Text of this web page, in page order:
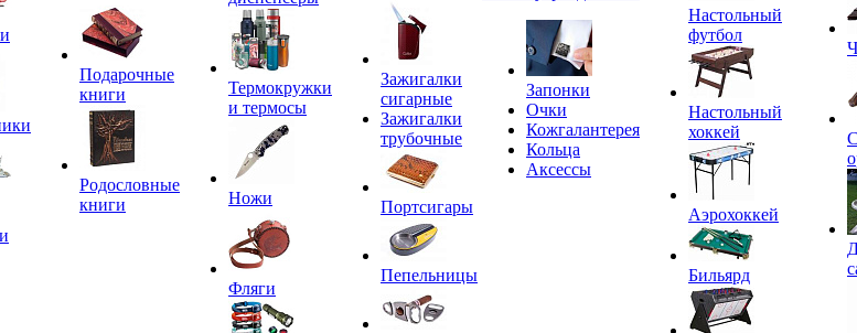
Подарочные
книги
Родословные
книги
Термокружки
и термосы
Ножи
Фляги
Зажигалки
сигарные
Зажигалки
трубочные
Портсигары
Пепельницы
Запонки
Очки
Кожгалантерея
Кольца
Аксессы
Настольный
футбол
Настольный
хоккей
Аэрохоккей
Бильярд